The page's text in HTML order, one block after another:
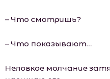
– Что смотришь?
– Что показывают…
Неловкое молчание